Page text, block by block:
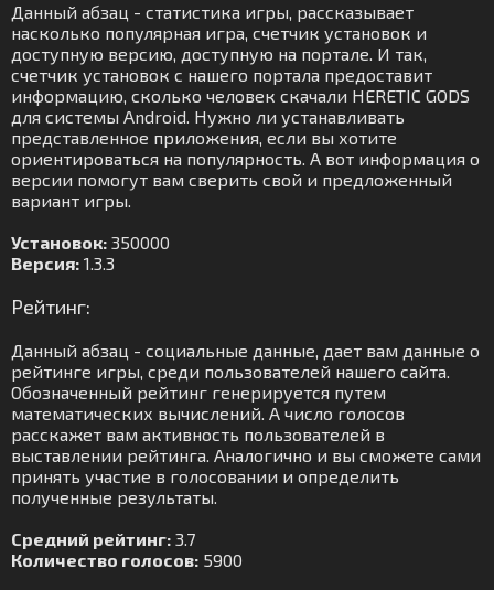
Данный абзац - статистика игры, рассказывает
насколько популярная игра, счетчик установок и
доступную версию, доступную на портале. И так,
счетчик установок с нашего портала предоставит
информацию, сколько человек скачали HERETIC GODS
для системы Android. Нужно ли устанавливать
представленное приложения, если вы хотите
ориентироваться на популярность. А вот информация о
версии помогут вам сверить свой и предложенный
вариант игры.
Установок: 350000
Версия: 1.3.3
Рейтинг:
Данный абзац - социальные данные, дает вам данные о
рейтинге игры, среди пользователей нашего сайта.
Обозначенный рейтинг генерируется путем
математических вычислений. А число голосов
расскажет вам активность пользователей в
выставлении рейтинга. Аналогично и вы сможете сами
принять участие в голосовании и определить
полученные результаты.
Средний рейтинг: 3.7
Количество голосов: 5900